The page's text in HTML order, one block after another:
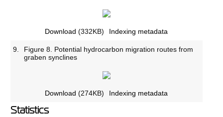
Download (332KB) Indexing metadata
9.
Figure 8. Potential hydrocarbon migration routes from
graben synclines
Download (274KB) Indexing metadata
Statistics